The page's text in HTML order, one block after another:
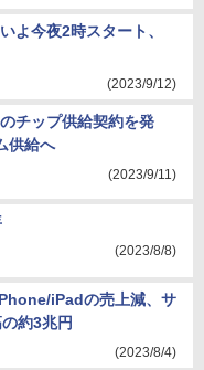
よ今夜2時スタート、
(2023/9/12)
チップ供給契約を発
供給へ
(2023/9/11)
(2023/8/8)
iPadの売上減、サ
約3兆円
(2023/8/4)